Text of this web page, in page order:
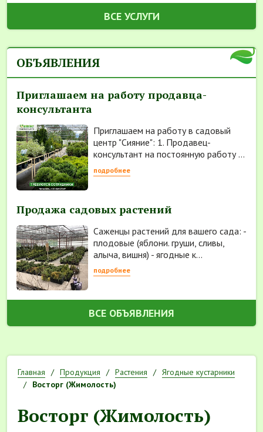
ВСЕ УСЛУГИ
ОБЪЯВЛЕНИЯ
Приглашаем на работу продавца-
консультанта
Приглашаем на работу в садовый
центр "Сияние": 1. Продавец-
консультант на постоянную работу ...
подробнее
Продажа садовых растений
Саженцы растений для вашего сада: -
плодовые (яблони. груши, сливы,
алыча, вишня) - ягодные к...
подробнее
ВСЕ ОБЪЯВЛЕНИЯ
Главная Продукция Растения
Ягодные кустарники
Восторг (Жимолость)
Восторг (Жимолость)